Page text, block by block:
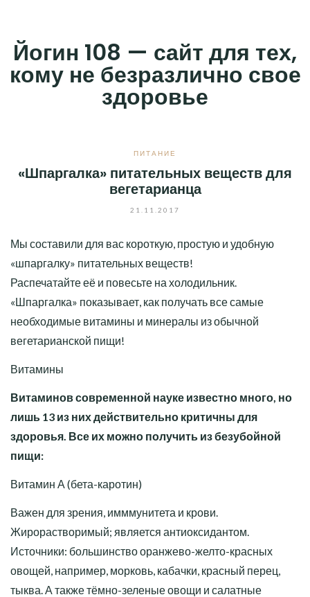
content
Йогин 108 — сайт для тех,
кому не безразлично свое
здоровье
ПИТАНИЕ
«Шпаргалка» питательных веществ для
вегетарианца
21.11.2017
Мы составили для вас короткую, простую и удобную
«шпаргалку» питательных веществ!
Распечатайте её и повесьте на холодильник.
«Шпаргалка» показывает, как получать все самые
необходимые витамины и минералы из обычной
вегетарианской пищи!
Витамины
Витаминов современной науке известно много, но
лишь 13 из них действительно критичны для
здоровья. Все их можно получить из безубойной
пищи:
Витамин А (бета-каротин)
Важен для зрения, имммунитета и крови.
Жирорастворимый; является антиоксидантом.
Источники: большинство оранжево-желто-красных
овощей, например, морковь, кабачки, красный перец,
тыква. А также тёмно-зеленые овощи и салатные